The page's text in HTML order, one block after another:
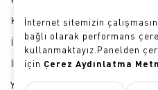
KVKK Politikası
İade ve Geri Ödeme Politikası
İletişim
Yetkili Satış Noktaları Listesi
İnternet sitemizin
bağlı olarak performans
kullanmaktayız.Panelden
için Çerez Aydınlatma